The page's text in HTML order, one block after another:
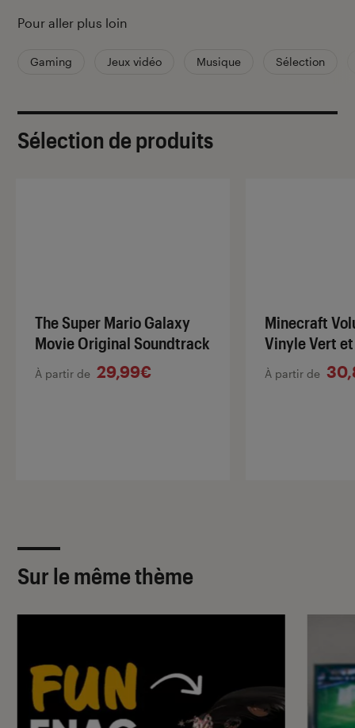
Pour aller plus loin
Gaming Jeux vidéo Musique Sélection
Sélection de produits
The Super Mario Galaxy
Movie Original Soundtrack
À partir de 29,99€
Minecraft
Vinyle Vert
À partir de
Sur le même thème